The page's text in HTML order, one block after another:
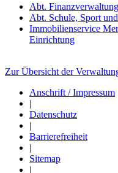
Abt. Finanzverwaltung
Abt. Schule, Sport
Immobilienservice
Einrichtung
Zur Übersicht der
Anschrift / Impressum
|
Datenschutz
|
Barrierefreiheit
|
Sitemap
|